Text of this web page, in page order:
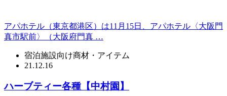
アパホテル（東京都港区）は11月15日、アパホテル〈大阪門
真市駅前〉（大阪府門真 …
宿泊施設向け商材・アイテム
21.12.16
ハーブティー各種【中村園】